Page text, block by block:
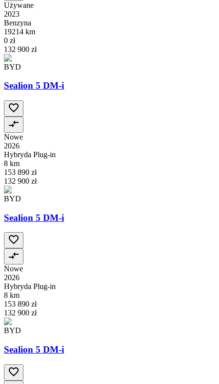
Używane
2023
Benzyna
19214 km
0 zł
132 900 zł
BYD
Sealion 5 DM-i
Nowe
2026
Hybryda Plug-in
8 km
153 890 zł
132 900 zł
BYD
Sealion 5 DM-i
Nowe
2026
Hybryda Plug-in
8 km
153 890 zł
132 900 zł
BYD
Sealion 5 DM-i